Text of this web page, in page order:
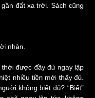
đất xa trời. Sách cũng
nhàn.
được đầy đủ ngay lập
nhiều tiền mới thấy đủ.
không biết đủ? “Biết”